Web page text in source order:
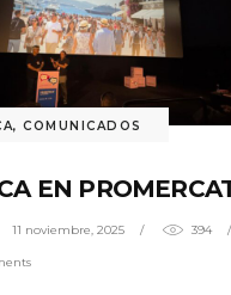
, COMUNICADOS
EN
11 noviembre, 2025 394